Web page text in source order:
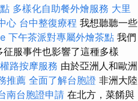
多樣化自助餐外燴服務 大里
心 台中整復療程 我想聽聽一些
下午茶派對專屬外燴茶點 我們
服事件也影響了這種多樣
路按摩服務 由於亞洲人和歐洲
推薦 全面了解台胞證 非洲大陸
南台胞證申請 在北方，菜餚與